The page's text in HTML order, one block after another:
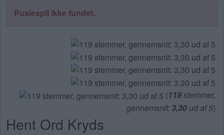
bogstaverne
Puslespil ikke fundet.
(119stemmer,
gennemsnit:3,30 ud af 5)
Hent Ord Kryds